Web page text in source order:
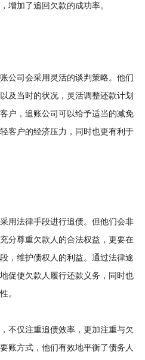
增加了追回欠款的成功率。
司会采用灵活的谈判策略。他们
及当时的状况，灵活调整还款计划
户，追账公司可以给予适当的减免
客户的经济压力，同时也更有利于
法律手段进行追债。但他们会非
分尊重欠款人的合法权益，更要在
，维护债权人的利益。通过法律途
促使欠款人履行还款义务，同时也
。
仅注重追债效率，更加注重与欠
账方式，他们有效地平衡了债务人